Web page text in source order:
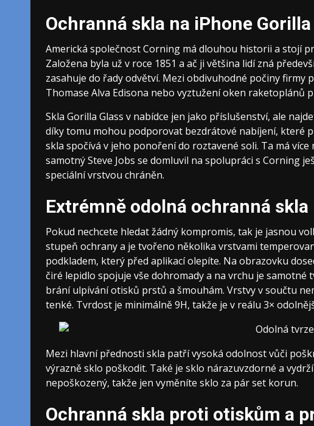
Ochranná skla na iPhone Gorilla
Americká společnost Corning má dlouhou historii a stojí
Založena byla už v roce 1851 a ač ji většina lidí zná
zasahuje do řady odvětví. Mezi obdivuhodné počiny
Thomase Alva Edisona nebo vyztužení oken raketoplánů
Skla Gorilla Glass v nabídce jen jako příslušenství, ale
díky tomu mohou podporovat bezdrátové nabíjení, které
skla spočívá v jeho ponoření do roztavené soli. Ta má
samotný Steve Jobs se domluvil na spolupráci s Corning
speciální vrstvou chráněn.
Extrémně odolná ochranná skla
Pokud nechcete hledat žádný kompromis, tak je jasnou
stupeň ochrany a je tvořeno několika vrstvami
podkladem, který před aplikací olepíte. Na obrazovku
čiré lepidlo spojuje vše dohromady a na vrchu je
brání ulpívání otisků prstů a šmouhám. Vrstvy v součtu
tenké. Tvrdost je minimálně 9H, takže je v reálu 3×
Mezi hlavní přednosti skla patří vysoká odolnost vůči
výrazně sklo poškodit. Také je sklo nárazuvzdorné a
nepoškozený, takže jen vyměníte sklo za pár set korun.
Ochranná skla proti otiskům a